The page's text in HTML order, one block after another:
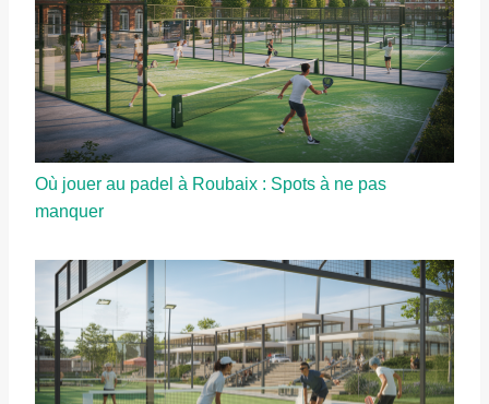
Où jouer au padel à Roubaix : Spots à ne pas
manquer